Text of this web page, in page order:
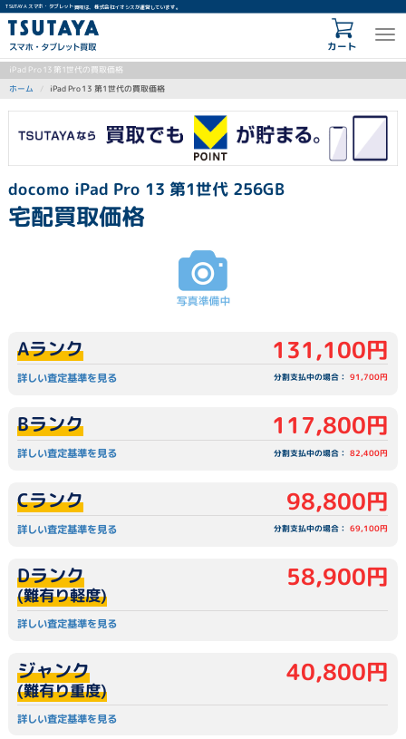
TSUTAYA スマホ・タブレット買取は、株式会社イオシスが運営しています。
カート
iPad Pro 13 第1世代の買取価格
ホーム iPad Pro 13 第1世代の買取価格
docomo iPad Pro 13 第1世代 256GB
宅配買取価格
詳しい査定基準を見る
Aランク 131,100円
分割支払中の場合：91,700円
詳しい査定基準を見る
Bランク 117,800円
分割支払中の場合：82,400円
詳しい査定基準を見る
Cランク 98,800円
分割支払中の場合：69,100円
詳しい査定基準を見る
Dランク
(難有り軽度)
58,900円
詳しい査定基準を見る
ジャンク
(難有り重度)
40,800円